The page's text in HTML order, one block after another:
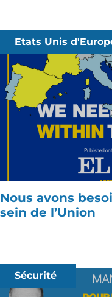
Etats Unis
Nous avons
sein de l’Union
Sécurité